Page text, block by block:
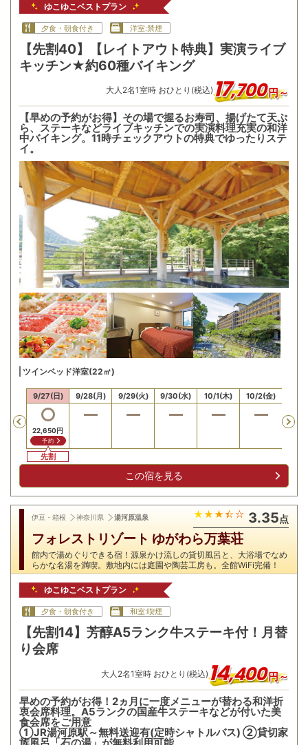
ゆこゆこベストプラン
夕食・朝食付き 洋室:禁煙
【先割40】【レイトアウト特典】実演ライブ
キッチン★約60種バイキング
大人 2名1室時 おひとり(税込)17,700円～
【早めの予約がお得】その場で握るお寿司、揚げたて天ぷ
ら、ステーキなどライブキッチンでの実演料理充実の和洋
中バイキング。11時チェックアウトの特典でゆったりステ
イ。
ツインベッド洋室(22㎡)
Previous
9/27(日)
22,650円
予約
先割
9/28(月) 9/29(火) 9/30(水) 10/1(木) 10/2(金)
この宿を見る
伊豆・箱根 神奈川県 湯河原温泉 3.35点
フォレストリゾート ゆがわら万葉荘
館内で湯めぐりできる宿！源泉かけ流しの貸切風呂と、大浴場でなめ
らかな名湯を満喫。敷地内には庭園や陶芸工房も。全館WiFi完備！
ゆこゆこベストプラン
夕食・朝食付き 和室:喫煙
【先割14】芳醇A5ランク牛ステーキ付！月替
り会席
大人 2名1室時 おひとり(税込)14,400円～
早めの予約がお得！2ヵ月に一度メニューが替わる和洋折
衷会席料理。A5ランクの国産牛ステーキなどが付いた美
食会席をご用意
①JR湯河原駅～無料送迎有(定時シャトルバス) ②貸切家